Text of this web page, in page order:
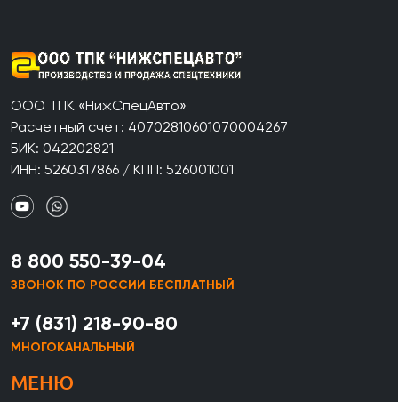
ООО ТПК «НижСпецАвто»
Расчетный счет: 40702810601070004267
БИК: 042202821
ИНН: 5260317866 / КПП: 526001001
8 800 550-39-04
ЗВОНОК ПО РОССИИ БЕСПЛАТНЫЙ
+7 (831) 218-90-80
МНОГОКАНАЛЬНЫЙ
МЕНЮ